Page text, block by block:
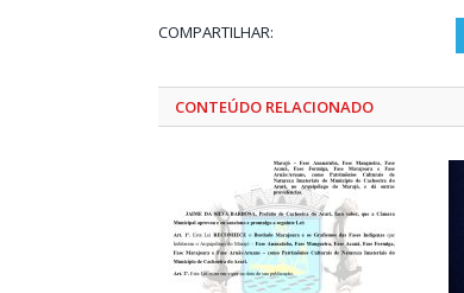
COMPARTILHAR:
CONTEÚDO RELACIONADO